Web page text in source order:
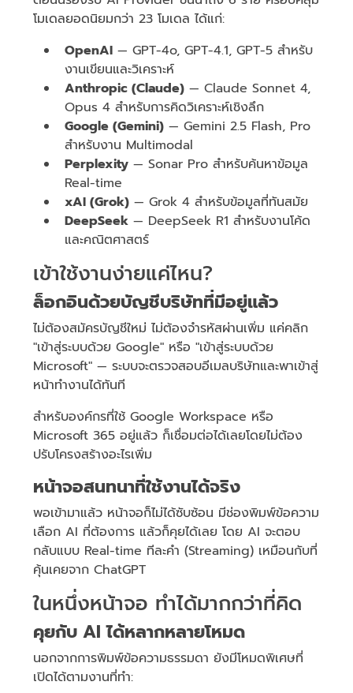
โมเดลยอดนิยมกว่า 23 โมเดล ได้แก่:
OpenAI — GPT-4o, GPT-4.1, GPT-5 สำหรับ
งานเขียนและวิเคราะห์
Anthropic (Claude) — Claude Sonnet 4,
Opus 4 สำหรับการคิดวิเคราะห์เชิงลึก
Google (Gemini) — Gemini 2.5 Flash, Pro
สำหรับงาน Multimodal
Perplexity — Sonar Pro สำหรับค้นหาข้อมูล
Real-time
xAI (Grok) — Grok 4 สำหรับข้อมูลที่ทันสมัย
DeepSeek — DeepSeek R1 สำหรับงานโค้ด
และคณิตศาสตร์
เข้าใช้งานง่ายแค่ไหน?
ล็อกอินด้วยบัญชีบริษัทที่มีอยู่แล้ว
ไม่ต้องสมัครบัญชีใหม่ ไม่ต้องจำรหัสผ่านเพิ่ม แค่คลิก
"เข้าสู่ระบบด้วย Google" หรือ "เข้าสู่ระบบด้วย
Microsoft" — ระบบจะตรวจสอบอีเมลบริษัทและพาเข้าสู่
หน้าทำงานได้ทันที
สำหรับองค์กรที่ใช้ Google Workspace หรือ
Microsoft 365 อยู่แล้ว ก็เชื่อมต่อได้เลยโดยไม่ต้อง
ปรับโครงสร้างอะไรเพิ่ม
หน้าจอสนทนาที่ใช้งานได้จริง
พอเข้ามาแล้ว หน้าจอก็ไม่ได้ซับซ้อน มีช่องพิมพ์ข้อความ
เลือก AI ที่ต้องการ แล้วก็คุยได้เลย โดย AI จะตอบ
กลับแบบ Real-time ทีละคำ (Streaming) เหมือนกับที่
คุ้นเคยจาก ChatGPT
ในหนึ่งหน้าจอ ทำได้มากกว่าที่คิด
คุยกับ AI ได้หลากหลายโหมด
นอกจากการพิมพ์ข้อความธรรมดา ยังมีโหมดพิเศษที่
เปิดได้ตามงานที่ทำ: